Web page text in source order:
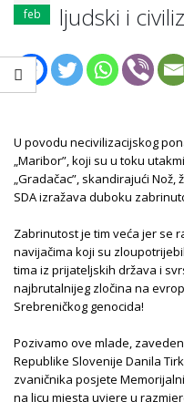
feb
ljudski i
U povodu necivilizacijskog
„Maribor”, koji su u toku
„Gradačac”, skandirajući
SDA izražava duboku
Zabrinutost je tim veća jer se
navijačima koji su
tima iz prijateljskih država i
najbrutalnijeg zločina na
Srebreničkog genocida!
Pozivamo ove mlade,
Republike Slovenije Danila
zvaničnika posjete
na licu mjesta uvjere u